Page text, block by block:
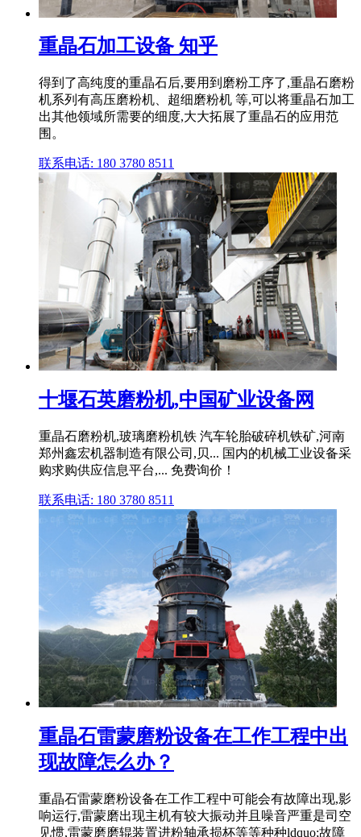
重晶石加工设备 知乎
得到了高纯度的重晶石后,要用到磨粉工序了,重晶石磨粉
机系列有高压磨粉机、超细磨粉机 等,可以将重晶石加工
出其他领域所需要的细度,大大拓展了重晶石的应用范
围。
联系电话: 180 3780 8511
十堰石英磨粉机,中国矿业设备网
重晶石磨粉机,玻璃磨粉机铁 汽车轮胎破碎机铁矿,河南
郑州鑫宏机器制造有限公司,贝... 国内的机械工业设备采
购求购供应信息平台,... 免费询价！
联系电话: 180 3780 8511
重晶石雷蒙磨粉设备在工作工程中出
现故障怎么办？
重晶石雷蒙磨粉设备在工作工程中可能会有故障出现,影
响运行,雷蒙磨出现主机有较大振动并且噪音严重是司空
见惯,雷蒙磨磨辊装置进粉轴承损杯等等种种ldquo;故障